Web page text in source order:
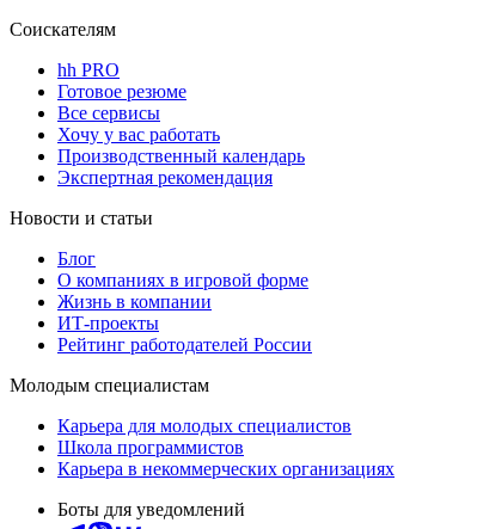
Соискателям
hh PRO
Готовое резюме
Все сервисы
Хочу у вас работать
Производственный календарь
Экспертная рекомендация
Новости и статьи
Блог
О компаниях в игровой форме
Жизнь в компании
ИТ-проекты
Рейтинг работодателей России
Молодым специалистам
Карьера для молодых специалистов
Школа программистов
Карьера в некоммерческих организациях
Боты для уведомлений